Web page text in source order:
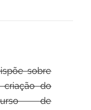
sobre
criação do
de